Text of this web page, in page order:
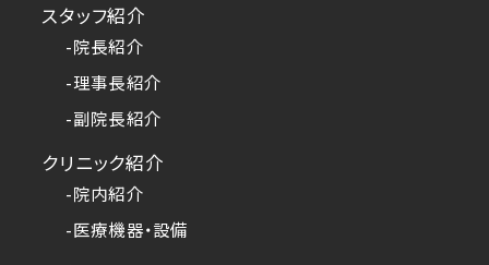
スタッフ紹介
-院長紹介
-理事長紹介
-副院長紹介
クリニック紹介
-院内紹介
-医療機器・設備